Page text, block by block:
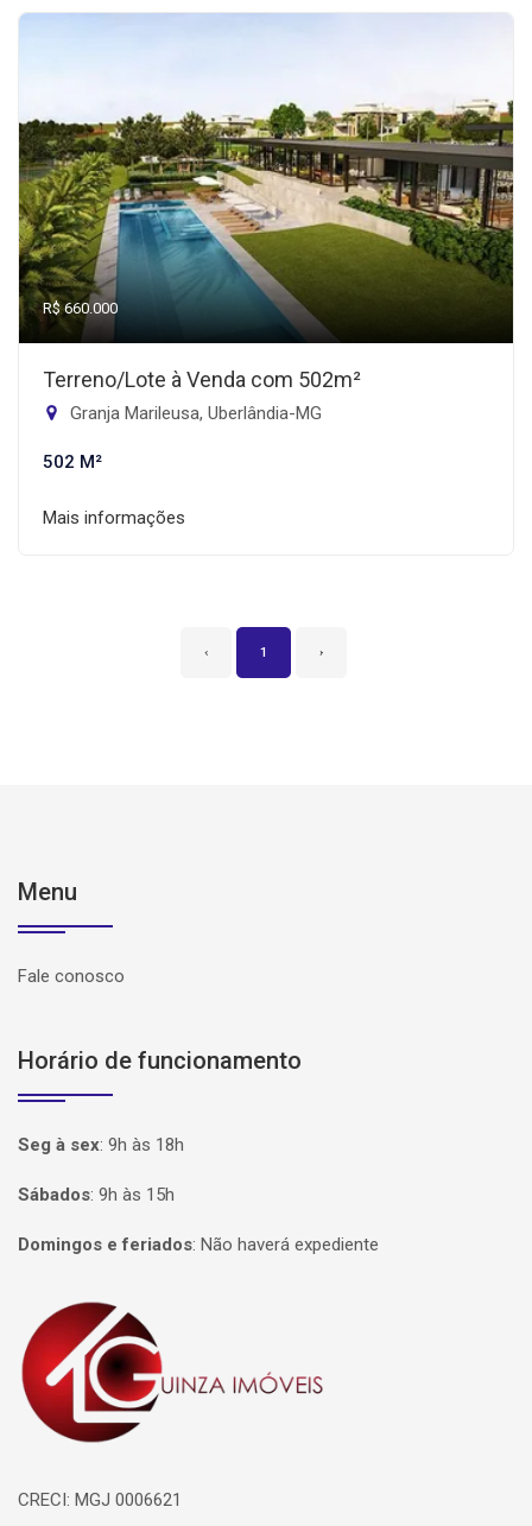
R$ 660.000
Terreno/Lote à Venda com 502m²
Granja Marileusa, Uberlândia-MG
502 M²
Mais informações
‹ 1 ›
Menu
Fale conosco
Horário de funcionamento
Seg à sex: 9h às 18h
Sábados: 9h às 15h
Domingos e feriados: Não haverá expediente
Página inicial
CRECI: MGJ 0006621